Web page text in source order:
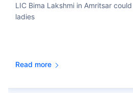
For 15 Years
₹22 L
LIC Bima Lakshmi in Amritsar
ladies
Read more